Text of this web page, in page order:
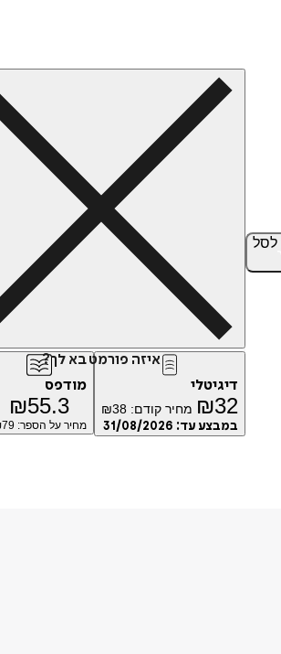
לסל
איזה פורמט בא לך?
דיגיטלי
₪32 מחיר קודם: ₪38
במבצע עד: 31/08/2026
מודפס
₪55.3
מחיר על הספר: ₪ 79